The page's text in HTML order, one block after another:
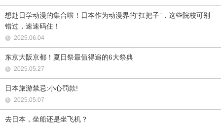
想赴日学动漫的集合啦！日本作为动漫界的“扛把子”，这些院校可别
错过，速速码住！
2025.06.04
东京大阪京都！夏日祭最值得追的6大祭典
2025.05.27
日本旅游禁忌:小心罚款!
2025.05.07
去日本，坐船还是坐飞机？